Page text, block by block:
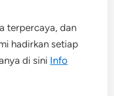
terpercaya, dan
hadirkan setiap
di sini Info